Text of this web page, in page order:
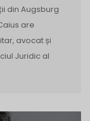
din Augsburg
are
avocat și
Juridic al